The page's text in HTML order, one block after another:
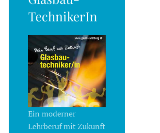
TechnikerIn
Ein moderner
Lehrberuf mit Zukunft